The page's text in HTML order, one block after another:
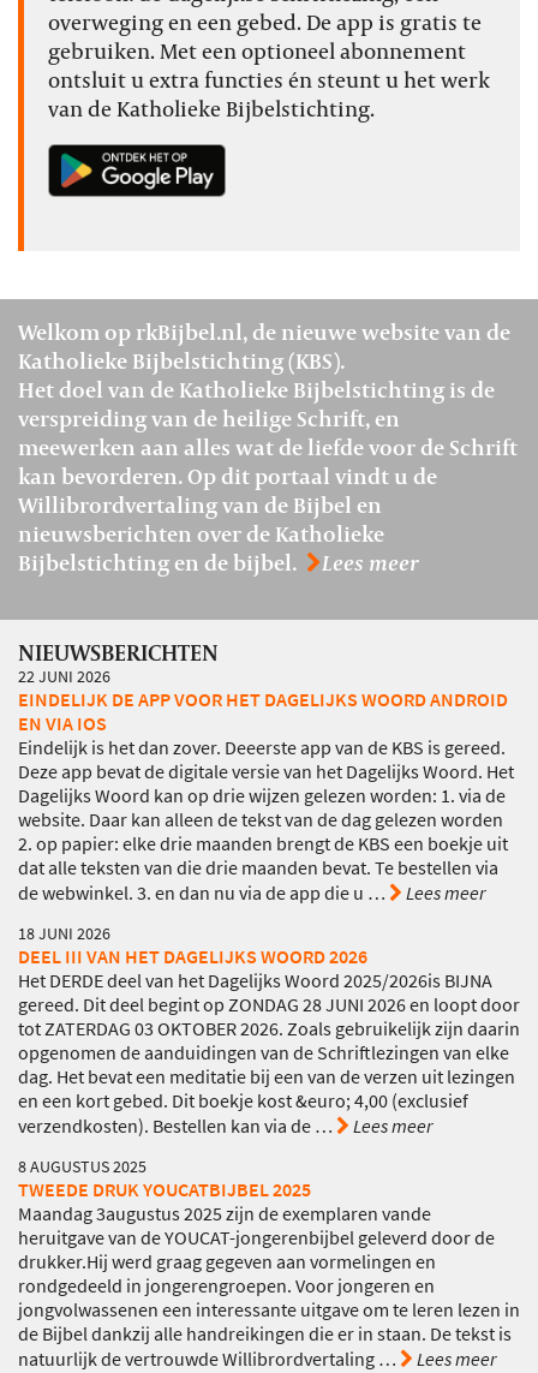
overweging en een gebed. De app is gratis te
gebruiken. Met een optioneel abonnement
ontsluit u extra functies én steunt u het werk
van de Katholieke Bijbelstichting.
Welkom op rkBijbel.nl, de nieuwe website van de
Katholieke Bijbelstichting (KBS).
Het doel van de Katholieke Bijbelstichting is de
verspreiding van de heilige Schrift, en
meewerken aan alles wat de liefde voor de Schrift
kan bevorderen. Op dit portaal vindt u de
Willibrordvertaling van de Bijbel en
nieuwsberichten over de Katholieke
Bijbelstichting en de bijbel.
Lees meer
NIEUWSBERICHTEN
22 JUNI 2026
EINDELIJK DE APP VOOR HET DAGELIJKS WOORD ANDROID
EN VIA IOS
Eindelijk is het dan zover. Deeerste app van de KBS is gereed.
Deze app bevat de digitale versie van het Dagelijks Woord. Het
Dagelijks Woord kan op drie wijzen gelezen worden: 1. via de
website. Daar kan alleen de tekst van de dag gelezen worden
2. op papier: elke drie maanden brengt de KBS een boekje uit
dat alle teksten van die drie maanden bevat. Te bestellen via
de webwinkel. 3. en dan nu via de app die u … Lees meer
18 JUNI 2026
DEEL III VAN HET DAGELIJKS WOORD 2026
Het DERDE deel van het Dagelijks Woord 2025/2026is BIJNA
gereed. Dit deel begint op ZONDAG 28 JUNI 2026 en loopt door
tot ZATERDAG 03 OKTOBER 2026. Zoals gebruikelijk zijn daarin
opgenomen de aanduidingen van de Schriftlezingen van elke
dag. Het bevat een meditatie bij een van de verzen uit lezingen
en een kort gebed. Dit boekje kost &euro; 4,00 (exclusief
verzendkosten). Bestellen kan via de… Lees meer
8 AUGUSTUS 2025
TWEEDE DRUK YOUCATBIJBEL 2025
Maandag 3augustus 2025 zijn de exemplaren vande
heruitgave van de YOUCAT-jongerenbijbel geleverd door de
drukker.Hij werd graag gegeven aan vormelingen en
rondgedeeld in jongerengroepen. Voor jongeren en
jongvolwassenen een interessante uitgave om te leren lezen in
de Bijbel dankzij alle handreikingen die er in staan. De tekst is
natuurlijk de vertrouwde Willibrordvertaling… Lees meer